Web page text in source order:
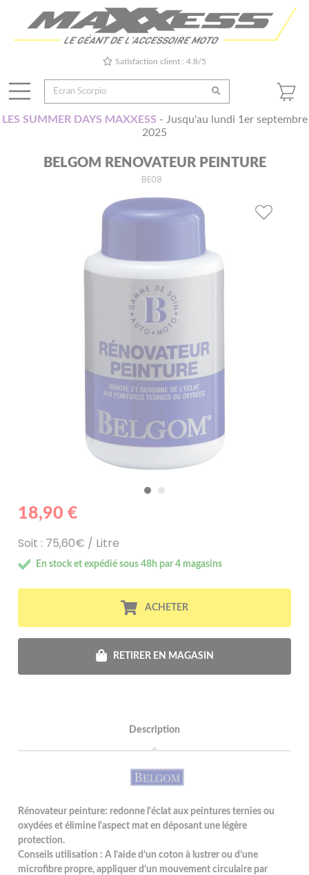
Satisfaction client : 4.8/5
LES SUMMER DAYS MAXXESS - Jusqu'au lundi 1er septembre
2025
BELGOM RENOVATEUR PEINTURE
BE08
18,90 €
Soit : 75,60€ / Litre
En stock et expédié sous 48h par 4 magasins
ACHETER
RETIRER EN MAGASIN
Description
Rénovateur peinture: redonne l'éclat aux peintures ternies ou
oxydées et élimine l'aspect mat en déposant une légère
protection.
Conseils utilisation : A l’aide d’un coton à lustrer ou d’une
microfibre propre, appliquer d’un mouvement circulaire par